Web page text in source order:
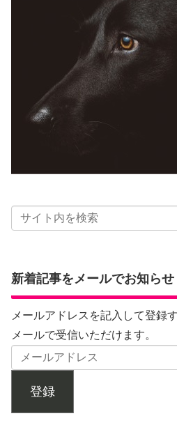
新着記事をメールでお知らせ
メールアドレスを記入して登録
メールで受信いただけます。
登録